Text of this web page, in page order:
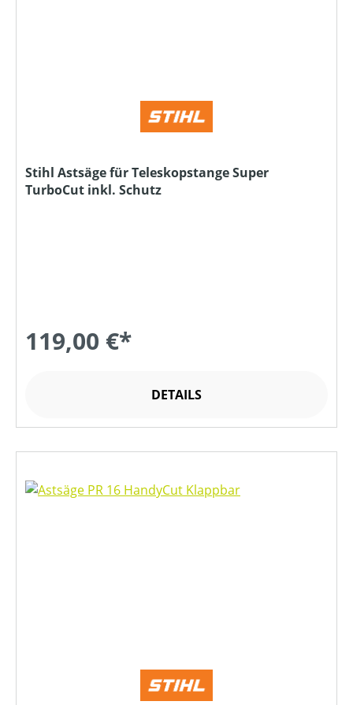
Stihl Astsäge für Teleskopstange Super
TurboCut inkl. Schutz
119,00 €*
DETAILS